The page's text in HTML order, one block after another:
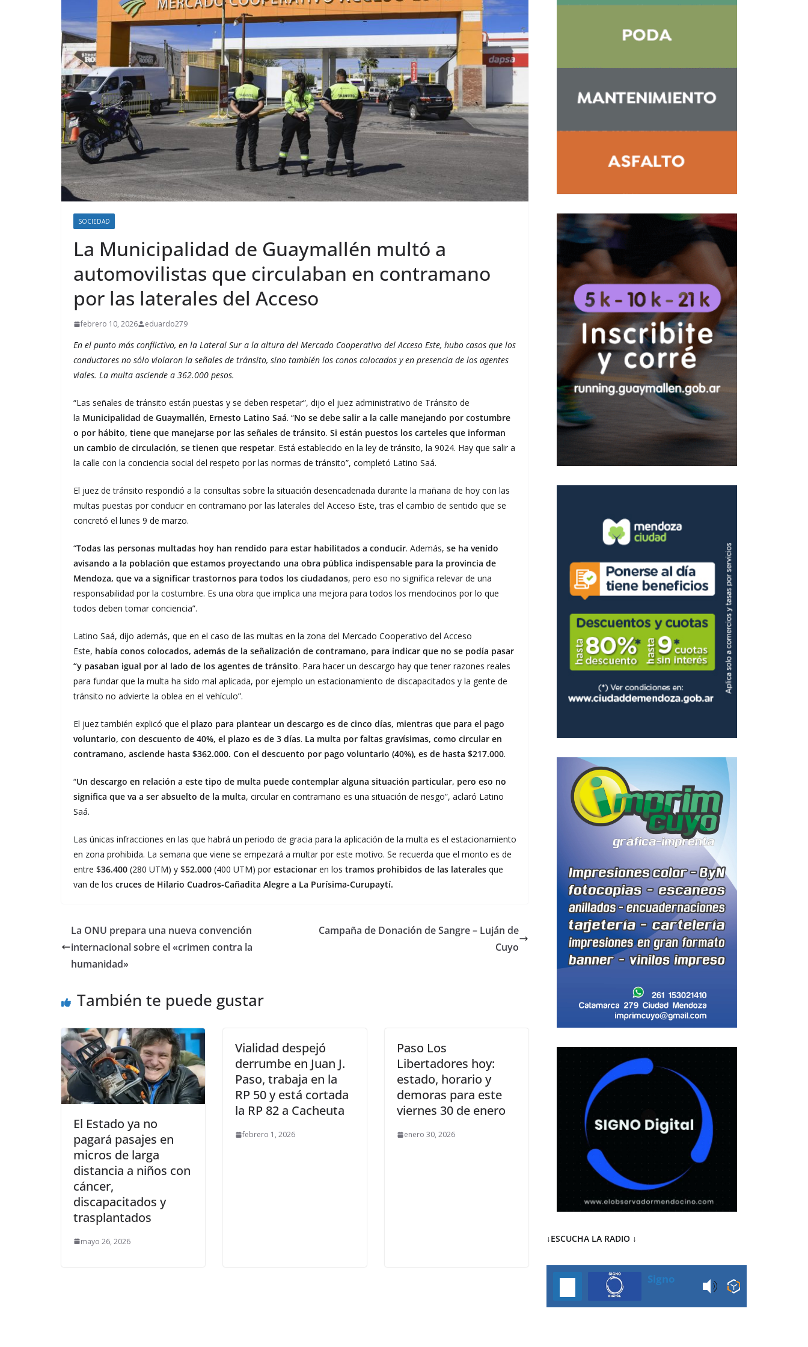
SOCIEDAD
La Municipalidad de Guaymallén multó a
automovilistas que circulaban en contramano
por las laterales del Acceso
febrero 10, 2026 eduardo279
En el punto más conflictivo, en la Lateral Sur a la altura del Mercado Cooperativo del Acceso Este, hubo casos que los
conductores no sólo violaron la señales de tránsito, sino también los conos colocados y en presencia de los agentes
viales. La multa asciende a 362.000 pesos.
“Las señales de tránsito están puestas y se deben respetar”, dijo el juez administrativo de Tránsito de
la Municipalidad de Guaymallén, Ernesto Latino Saá. “No se debe salir a la calle manejando por costumbre
o por hábito, tiene que manejarse por las señales de tránsito. Si están puestos los carteles que informan
un cambio de circulación, se tienen que respetar. Está establecido en la ley de tránsito, la 9024. Hay que salir a
la calle con la conciencia social del respeto por las normas de tránsito”, completó Latino Saá.
El juez de tránsito respondió a la consultas sobre la situación desencadenada durante la mañana de hoy con las
multas puestas por conducir en contramano por las laterales del Acceso Este, tras el cambio de sentido que se
concretó el lunes 9 de marzo.
“Todas las personas multadas hoy han rendido para estar habilitados a conducir. Además, se ha venido
avisando a la población que estamos proyectando una obra pública indispensable para la provincia de
Mendoza, que va a significar trastornos para todos los ciudadanos, pero eso no significa relevar de una
responsabilidad por la costumbre. Es una obra que implica una mejora para todos los mendocinos por lo que
todos deben tomar conciencia”.
Latino Saá, dijo además, que en el caso de las multas en la zona del Mercado Cooperativo del Acceso
Este, había conos colocados, además de la señalización de contramano, para indicar que no se podía pasar
“y pasaban igual por al lado de los agentes de tránsito. Para hacer un descargo hay que tener razones reales
para fundar que la multa ha sido mal aplicada, por ejemplo un estacionamiento de discapacitados y la gente de
tránsito no advierte la oblea en el vehículo”.
El juez también explicó que el plazo para plantear un descargo es de cinco días, mientras que para el pago
voluntario, con descuento de 40%, el plazo es de 3 días. La multa por faltas gravísimas, como circular en
contramano, asciende hasta $362.000. Con el descuento por pago voluntario (40%), es de hasta $217.000.
“Un descargo en relación a este tipo de multa puede contemplar alguna situación particular, pero eso no
significa que va a ser absuelto de la multa, circular en contramano es una situación de riesgo”, aclaró Latino
Saá.
Las únicas infracciones en las que habrá un periodo de gracia para la aplicación de la multa es el estacionamiento
en zona prohibida. La semana que viene se empezará a multar por este motivo. Se recuerda que el monto es de
entre $36.400 (280 UTM) y $52.000 (400 UTM) por estacionar en los tramos prohibidos de las laterales que
van de los cruces de Hilario Cuadros-Cañadita Alegre a La Purísima-Curupaytí.
La ONU prepara una nueva convención
internacional sobre el «crimen contra la
humanidad»
Campaña de Donación de Sangre – Luján de
Cuyo
También te puede gustar
El Estado ya no
pagará pasajes en
micros de larga
distancia a niños con
cáncer,
discapacitados y
trasplantados
mayo 26, 2026
Vialidad despejó
derrumbe en Juan J.
Paso, trabaja en la
RP 50 y está cortada
la RP 82 a Cacheuta
febrero 1, 2026
Paso Los
Libertadores hoy:
estado, horario y
demoras para este
viernes 30 de enero
enero 30, 2026
↓ESCUCHA LA RADIO ↓
Signo